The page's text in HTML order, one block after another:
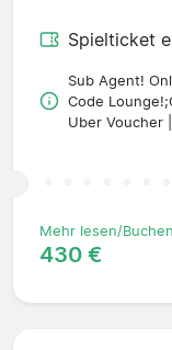
Spielticket
Sub Agent!
Code
Uber Voucher
Mehr lesen/Buchen
430 €